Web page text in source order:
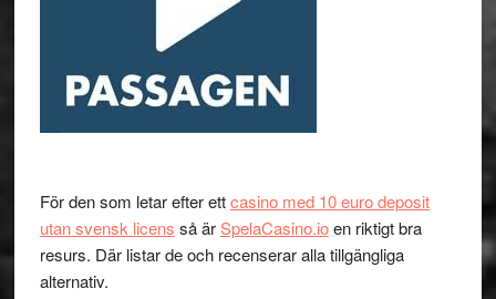
För den som letar efter ettcasino med 10 euro deposit
utan svensk licens så ärSpelaCasino.ioen riktigt bra
resurs. Där listar de och recenserar alla tillgängliga
alternativ.